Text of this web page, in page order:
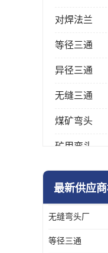
对焊法兰
等径三通
异径三通
无缝三通
煤矿弯头
矿用弯头
冲压弯头
热压弯头
镀锌弯头
最新供应
无缝弯头厂
等径三通